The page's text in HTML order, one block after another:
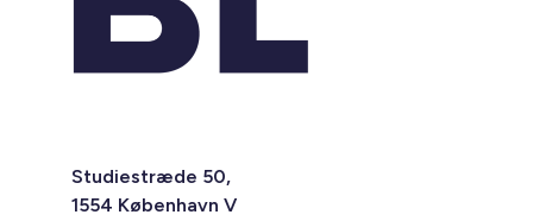
Studiestræde 50,
1554 København V